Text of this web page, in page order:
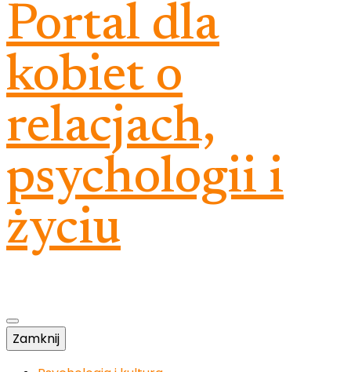
Portal dla
kobiet o
relacjach,
psychologii i
życiu
Zamknij